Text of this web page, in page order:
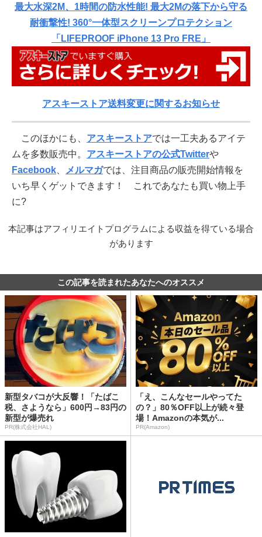
最大水深2M、1時間の防水性能! 最大2Mの落下から守る
耐衝撃性! 360°一体型スクリーンプロテクション
「LIFEPROOF iPhone 13 Pro FRE」
アスキーストア送料変更に関するお知らせ
このほかにも、 アスキーストアでは一工夫あるアイテ
ムを多数販売中。 アスキーストアの公式Twitterや
Facebook
メルマガでは、注目商品の販売開始情報を
いち早くゲットできます！ これであなたも買い物上手
に?
本記事はアフィリエイトプログラムによる収益を得ている場合
があります
この記事を読まれたあなたへのオススメ
新型タバコが大反響！「たばこ
税、さようなら」600円→83円の
新型が爆売れ
PR(株式会社HAL)
「え、こんなセールやってた
の？」80％OFF以上が続々登
場！Amazonの本気が...
PR(Amazon)